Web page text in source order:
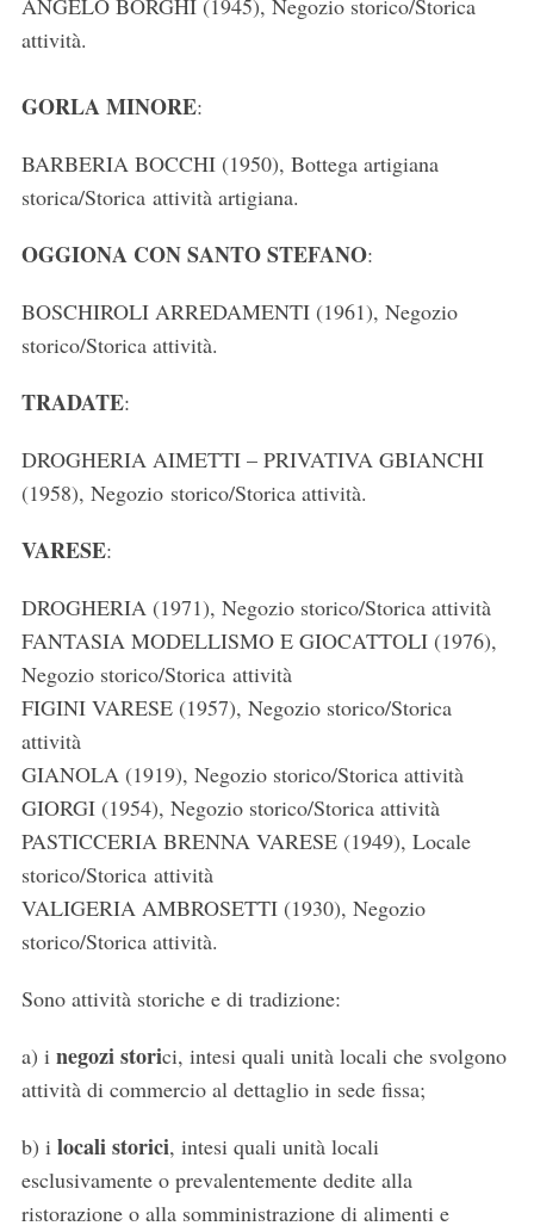
ANGELO BORGHI (1945), Negozio storico/Storica
attività.
GORLA MINORE:
BARBERIA BOCCHI (1950), Bottega artigiana
storica/Storica attività artigiana.
OGGIONA CON SANTO STEFANO:
BOSCHIROLI ARREDAMENTI (1961), Negozio
storico/Storica attività.
TRADATE:
DROGHERIA AIMETTI – PRIVATIVA GBIANCHI
(1958), Negozio storico/Storica attività.
VARESE:
DROGHERIA (1971), Negozio storico/Storica attività
FANTASIA MODELLISMO E GIOCATTOLI (1976),
Negozio storico/Storica attività
FIGINI VARESE (1957), Negozio storico/Storica
attività
GIANOLA (1919), Negozio storico/Storica attività
GIORGI (1954), Negozio storico/Storica attività
PASTICCERIA BRENNA VARESE (1949), Locale
storico/Storica attività
VALIGERIA AMBROSETTI (1930), Negozio
storico/Storica attività.
Sono attività storiche e di tradizione:
a) i negozi storici, intesi quali unità locali che svolgono
attività di commercio al dettaglio in sede fissa;
b) i locali storici, intesi quali unità locali
esclusivamente o prevalentemente dedite alla
ristorazione o alla somministrazione di alimenti e